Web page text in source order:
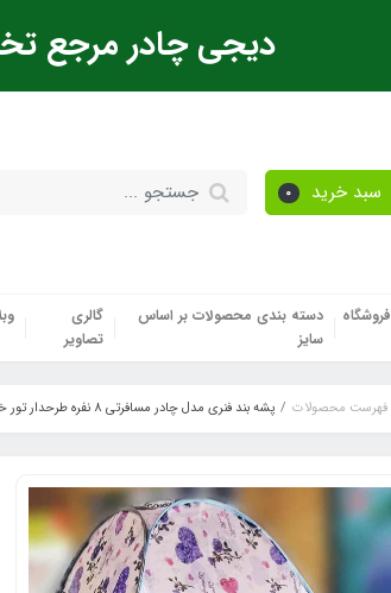
دیجی چادر مرجع
سبد خرید 0
فروشگاه
دسته بندی محصولات بر اساس
سایز
گالری
تصاویر
فهرست محصولات پشه‌ بند فنری مدل چادر مسافرتی 8 نفره طرحدار تور خارجی کف ضخیم